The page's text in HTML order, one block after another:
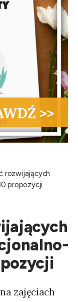
rozwijających
propozycji
zajęciach